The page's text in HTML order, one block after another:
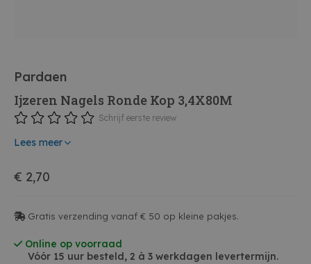
Pardaen
Ijzeren Nagels Ronde Kop 3,4X80M
Schrijf eerste review
Lees meer
€ 2,70
Gratis verzending vanaf € 50 op kleine pakjes.
Online op voorraad
Vóór 15 uur besteld, 2 à 3 werkdagen levertermijn.